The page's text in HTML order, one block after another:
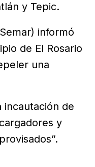
y Tepic.
informó
de El Rosario
una
incautación de
y